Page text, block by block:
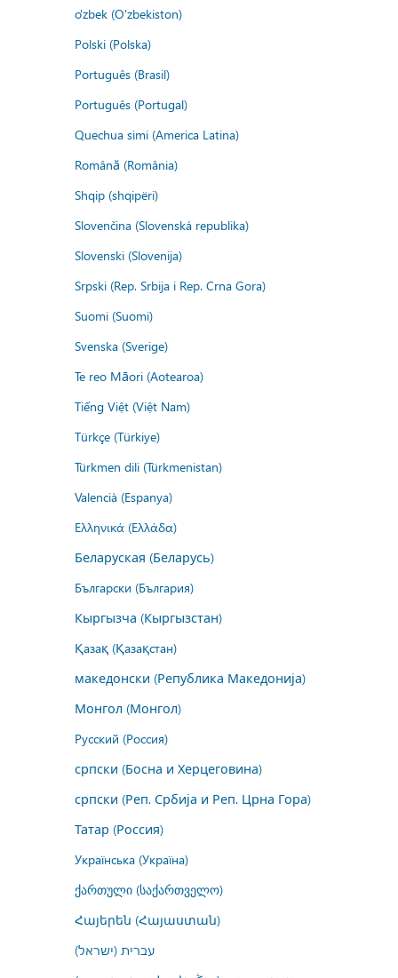
o'zbek (O'zbekiston)
Polski (Polska)
Português (Brasil)
Português (Portugal)
Quechua simi (America Latina)
Română (România)
Shqip (shqipëri)
Slovenčina (Slovenská republika)
Slovenski (Slovenija)
Srpski (Rep. Srbija i Rep. Crna Gora)
Suomi (Suomi)
Svenska (Sverige)
Te reo Māori (Aotearoa)
Tiếng Việt (Việt Nam)
Türkçe (Türkiye)
Türkmen dili (Türkmenistan)
Valencià (Espanya)
Ελληνικά (Ελλάδα)
Беларуская (Беларусь)
Български (България)
Кыргызча (Кыргызстан)
Қазақ (Қазақстан)
македонски (Република Македонија)
Монгол (Монгол)
Русский (Россия)
српски (Босна и Херцеговина)
српски (Реп. Србија и Реп. Црна Гора)
Татар (Россия)
Українська (Україна)
ქართული (საქართველო)
Հայերեն (Հայաստան)
עברית (ישראל)